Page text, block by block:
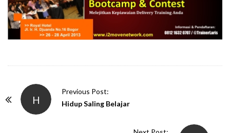
H
Previous Post:
Hidup Saling Belajar